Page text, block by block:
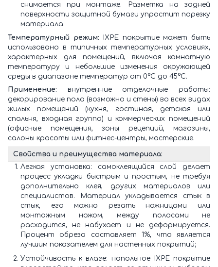
снимается при монтаже. Разметка на задней
поверхности защитной бумаги упростит порезку
материала.
Температурный режим:
IXPE покрытие может быть
использовано в типичных температурных условиях,
характерных для помещений, включая комнатную
температуру и небольшие изменения окружающей
среды в диапазоне температур от 0°C до 45°C.
Применение: внутренние отделочные работы:
декорирование пола (возможно и стены) во всех видах
жилых помещений (кухня, гостиная, детская или
спальня, входная группа) и коммерческих помещений
(офисные помещения, зоны рецепций, магазины,
салоны красоты или фитнес-центры, мастерские.
Свойства и преимущества материала:
Легкая установка: самоклеящийся слой делает
процесс укладки быстрым и простым, не требуя
дополнительно клея, других материалов или
специалистов. Материал укладывается стык в
стык, его можно резать ножницами или
монтажным ножом, между полосами не
расходится, не набухает и не деформируется.
Процент обреза составляет 1%, что является
лучшим показателем для настенных покрытий;
Устойчивость к влаге: напольное IXPE покрытие